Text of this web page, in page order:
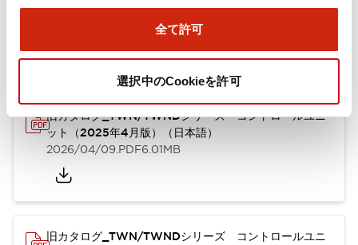
全て許可
選択中のCookieを許可
カタログ CAD 規格・認証 技術文書
旧カタログ_TWN/TWNDシリーズ コントロールユニ
ット（2025年4月版）（日本語）
2026/04/09.PDF6.01MB
旧カタログ_TWN/TWNDシリーズ コントロールユニ